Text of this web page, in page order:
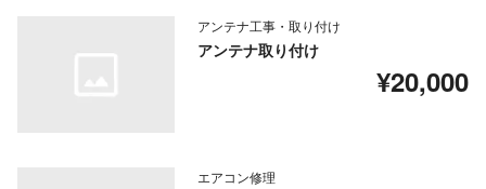
アンテナ工事・取り付け
アンテナ取り付け
¥20,000
エアコン修理